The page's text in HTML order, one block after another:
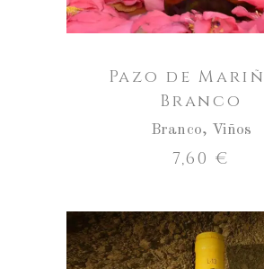
Pazo de
Branco
Branco, Viños
7,60€